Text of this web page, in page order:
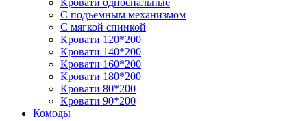
Кровати односпальные
С подъемным механизмом
С мягкой спинкой
Кровати 120*200
Кровати 140*200
Кровати 160*200
Кровати 180*200
Кровати 80*200
Кровати 90*200
Комоды